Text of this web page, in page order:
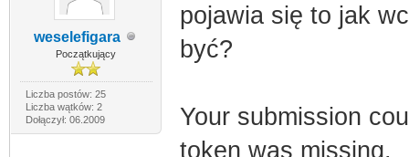
weselefigara
Początkujący
Liczba postów: 25
Liczba wątków: 2
Dołączył: 06.2009
pojawia się to jak
być?
Your submission
token was missing.